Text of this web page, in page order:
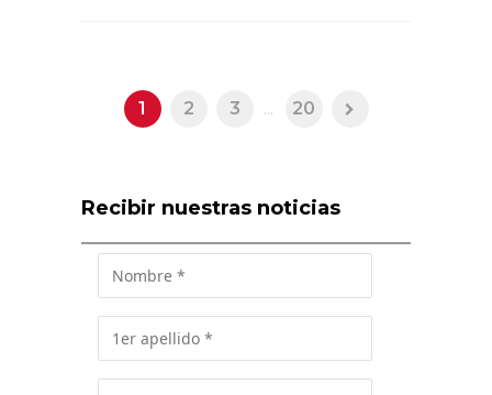
1 2 3 ... 20
Recibir nuestras noticias